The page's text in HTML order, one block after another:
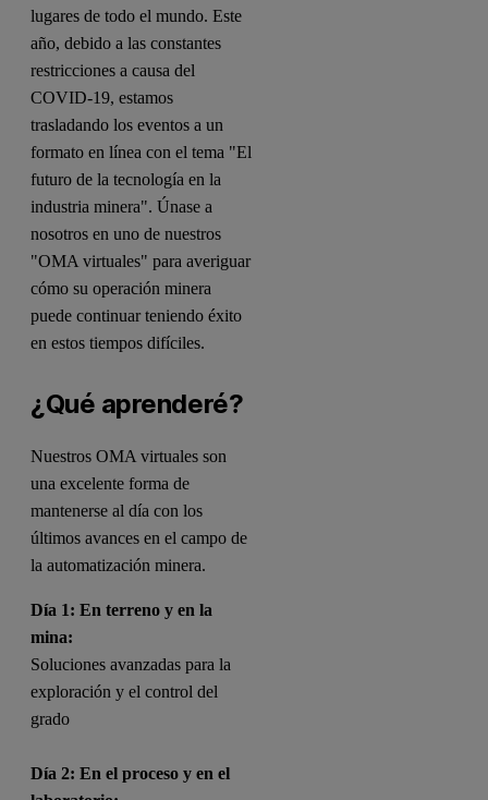
lugares de todo el mundo. Este
año, debido a las constantes
restricciones a causa del
COVID-19, estamos
trasladando los eventos a un
formato en línea con el tema "El
futuro de la tecnología en la
industria minera". Únase a
nosotros en uno de nuestros
"OMA virtuales" para averiguar
cómo su operación minera
puede continuar teniendo éxito
en estos tiempos difíciles.
¿Qué aprenderé?
Nuestros OMA virtuales son
una excelente forma de
mantenerse al día con los
últimos avances en el campo de
la automatización minera.
Día 1:En terreno y en la
mina:
Soluciones avanzadas para la
exploración y el control del
grado
Día 2:En el proceso y en el